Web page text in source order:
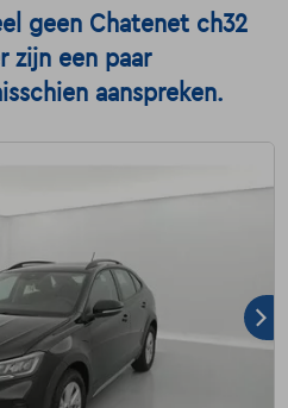
geen Chatenet ch32
zijn een paar
aanspreken.